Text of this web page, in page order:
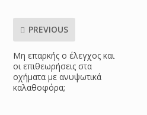
PREVIOUS
Μη επαρκής ο έλεγχος και
οι επιθεωρήσεις στα
οχήματα με ανυψωτικά
καλαθοφόρα;